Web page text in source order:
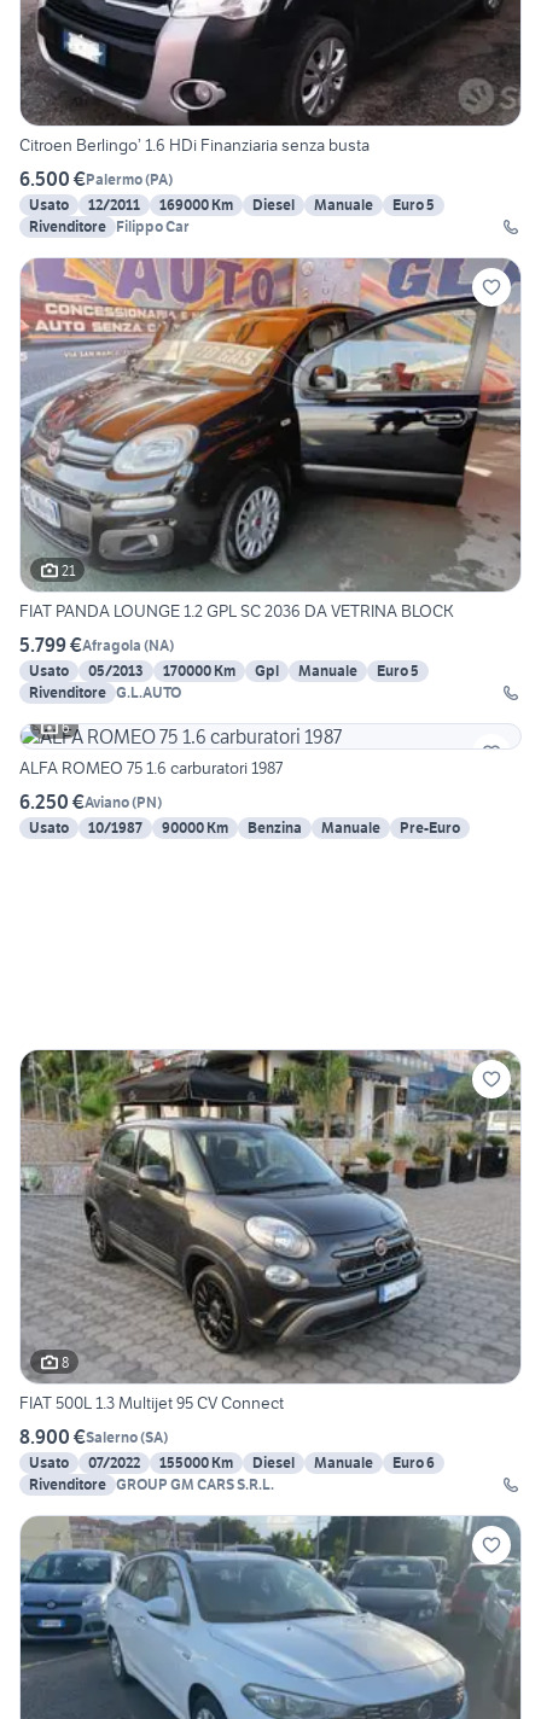
Citroen Berlingo’ 1.6 HDi Finanziaria senza busta
6.500 €Palermo(PA)
Usato
12/2011 169000 Km Diesel Manuale
Euro 5
Rivenditore Filippo Car
21
FIAT PANDA LOUNGE 1.2 GPL SC 2036 DA VETRINA BLOCK
5.799 €Afragola (NA)
Usato
05/2013 170000 Km Gpl Manuale
Euro 5
Rivenditore G.L.AUTO
6
ALFA ROMEO 75 1.6 carburatori 1987
6.250 €Aviano(PN)
Usato
10/1987 90000 Km Benzina Manuale Pre-Euro
8
FIAT 500L 1.3 Multijet 95 CV Connect
8.900 €Salerno(SA)
Usato
07/2022 155000 Km Diesel Manuale
Euro 6
Rivenditore GROUP GM CARS S.R.L.